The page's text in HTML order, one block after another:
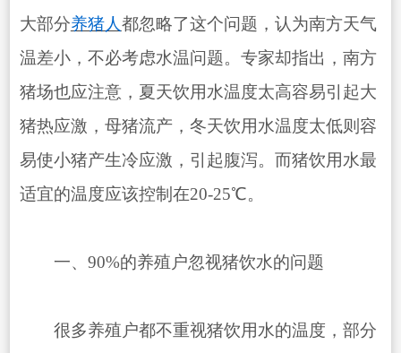
大部分养猪人都忽略了这个问题，认为南方天气
温差小，不必考虑水温问题。专家却指出，南方
猪场也应注意，夏天饮用水温度太高容易引起大
猪热应激，母猪流产，冬天饮用水温度太低则容
易使小猪产生冷应激，引起腹泻。而猪饮用水最
适宜的温度应该控制在20-25℃。
一、90%的养殖户忽视猪饮水的问题
很多养殖户都不重视猪饮用水的温度，部分